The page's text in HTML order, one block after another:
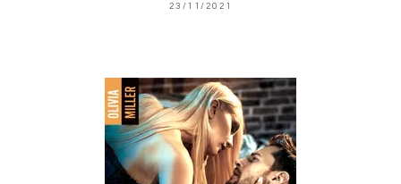
23/11/2021